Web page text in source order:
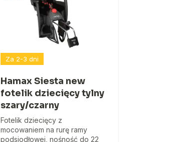
Za 2-3 dni
Hamax Siesta new
fotelik dziecięcy tylny
szary/czarny
Fotelik dziecięcy z
mocowaniem na rurę ramy
podsiodłowej, nośność do 22